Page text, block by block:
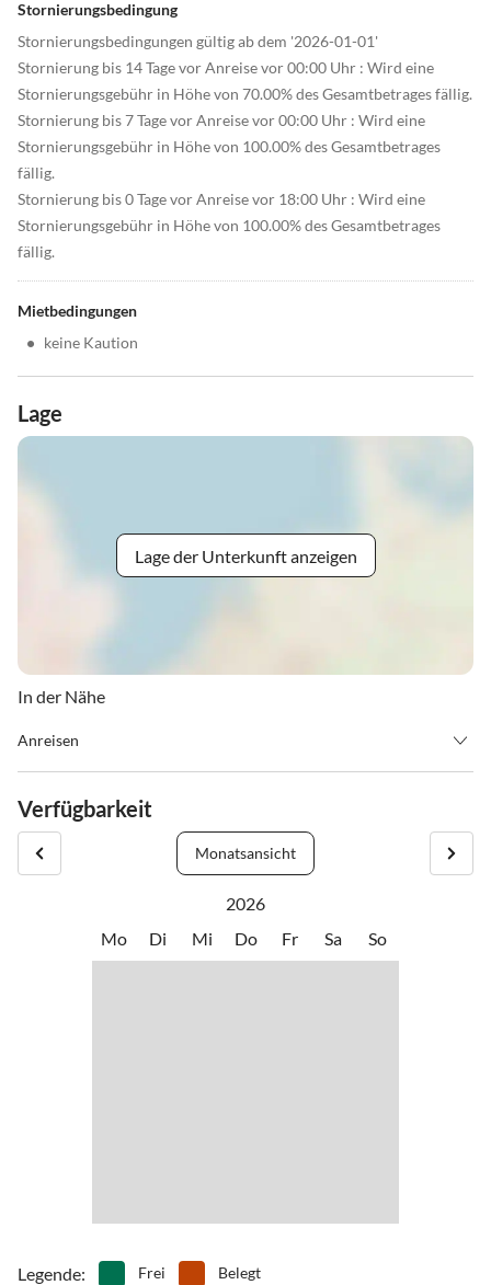
Stornierungsbedingung
Stornierungsbedingungen gültig ab dem '2026-01-01'
Stornierung bis 14 Tage vor Anreise vor 00:00 Uhr : Wird eine
Stornierungsgebühr in Höhe von 70.00% des Gesamtbetrages fällig.
Stornierung bis 7 Tage vor Anreise vor 00:00 Uhr : Wird eine
Stornierungsgebühr in Höhe von 100.00% des Gesamtbetrages
fällig.
Stornierung bis 0 Tage vor Anreise vor 18:00 Uhr : Wird eine
Stornierungsgebühr in Höhe von 100.00% des Gesamtbetrages
fällig.
Mietbedingungen
• keine Kaution
Lage
Lage der Unterkunft anzeigen
In der Nähe
Anreisen
Damit Ihr Aufenthalt bei uns so angenehm wie möglich beginnt,
stehen Ihnen folgende Zeiten zur Verfügung:
Check-Out: bis 11:00 Uhr
Verfügbarkeit
Monatsansicht
2026
Mo
Di Mi Do Fr Sa So
Legende: Frei Belegt